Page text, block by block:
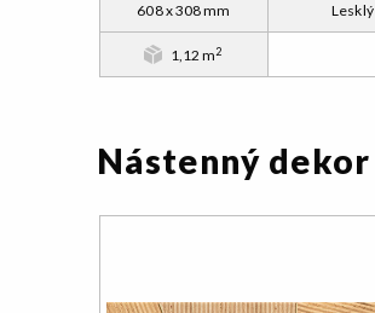
608 x 308 mm Lesklý
1,12 m2
Nástenný dekor